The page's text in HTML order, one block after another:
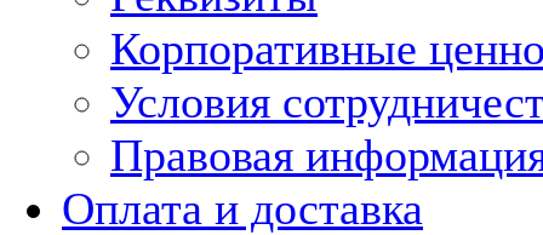
Корпоративные
Условия
Правовая
Оплата и доставка